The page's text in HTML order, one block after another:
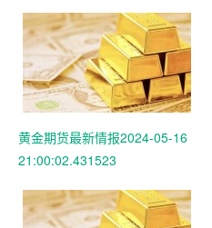
黄金期货最新情报2024-05-16
21:00:02.431523